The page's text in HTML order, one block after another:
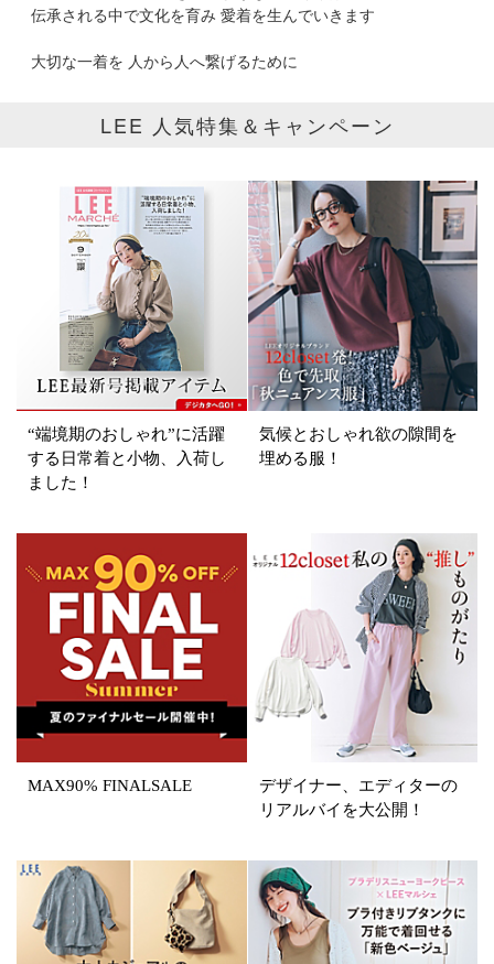
掲載雑誌
価格
表示オプション
すべて 新着
SALE商品 予約品
再入荷 ラスト1
在庫あり
カラー
ホワイト ブラック グレー
ベージュ ブラウン オレンジ
イエロー レッド ピンク
パープル グリーン ブルー
ゴールド シルバー マルチ
伝承される中で文化を育み 愛着を生んでいきます
大切な一着を 人から人へ繋げるために
LEE 人気特集＆キャンペーン
“端境期のおしゃれ”に活躍
する日常着と小物、入荷し
ました！
気候とおしゃれ欲の隙間を
埋める服！
MAX90% FINALSALE
デザイナー、エディターの
リアルバイを大公開！